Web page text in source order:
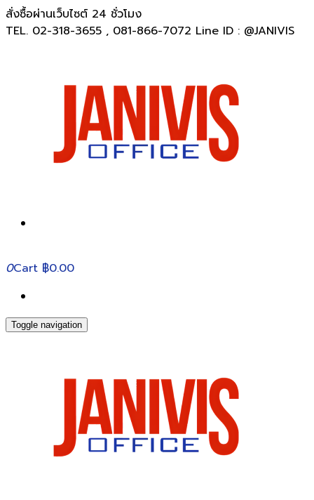
สั่งซื้อผ่านเว็บไซต์ 24 ชั่วโมง
TEL. 02-318-3655 , 081-866-7072 Line ID : @JANIVIS
0Cart ฿0.00
Toggle navigation